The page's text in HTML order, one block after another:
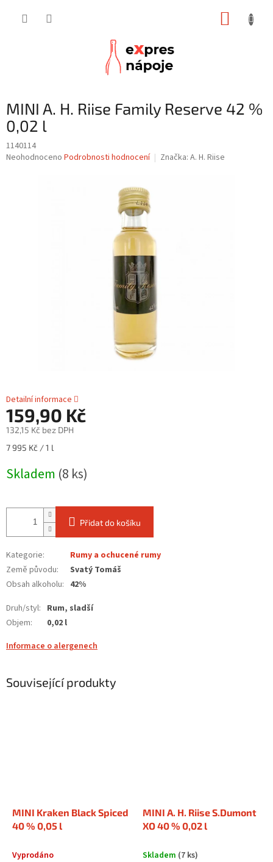
MINI A. H. Riise Family Reserve 42 %
0,02 l
1140114
Průměrné
Neohodnoceno Podrobnosti hodnocení Značka: A. H. Riise
Detailní informace
159,90 Kč
132,15 Kč bez DPH
Měrná
7 995 Kč / 1 l
Skladem (8 ks)
Přidat do košíku
Kategorie:
Rumy a ochucené rumy
Země původu:
Svatý Tomáš
Obsah alkoholu: 42%
Druh/styl: Rum, sladší
Objem:
0,02 l
Informace o alergenech
Související produkty
MINI Kraken Black Spiced
40 % 0,05 l
Vyprodáno
MINI A. H. Riise S.Dumont
XO 40 % 0,02 l
Skladem (7 ks)